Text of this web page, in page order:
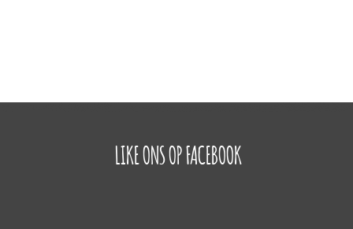
LIKE ONS OP FACEBOOK